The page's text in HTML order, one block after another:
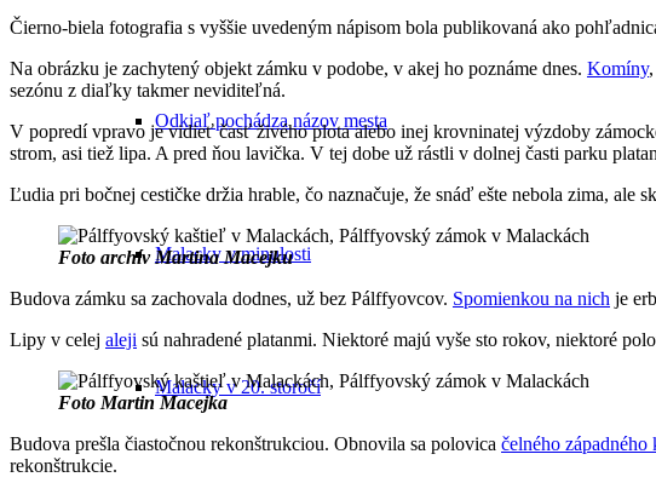
Odkiaľ pochádza názov mesta
Malacky v minulosti
Malacky v 20. storočí
Čierno-biela fotografia s vyššie uvedeným nápisom bola publikovaná ako
Na obrázku je zachytený objekt zámku v podobe, v akej ho poznáme dnes. Komíny
sezónu z diaľky takmer neviditeľná.
V popredí vpravo je vidieť časť živého plota alebo inej krovninatej výzdoby
strom, asi tiež lipa. A pred ňou lavička. V tej dobe už rástli v dolnej časti parku
Ľudia pri bočnej cestičke držia hrable, čo naznačuje, že snáď ešte nebola zima,
Foto archív Martina Macejku
Budova zámku sa zachovala dodnes, už bez Pálffyovcov. Spomienkou na nich je
Lipy v celej aleji sú nahradené platanmi. Niektoré majú vyše sto rokov, niektoré
Foto Martin Macejka
Budova prešla čiastočnou rekonštrukciou. Obnovila sa polovica čelného západného
rekonštrukcie.